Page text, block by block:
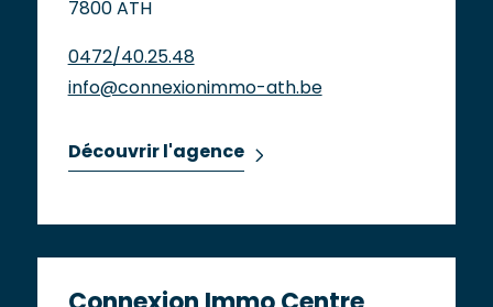
7800 ATH
0472/40.25.48
info@connexionimmo-ath.be
Découvrir l'agence